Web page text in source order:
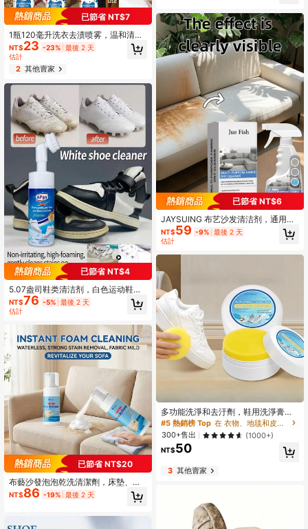
已節省 NT$7
1瓶120毫升洗衣去渍喷雾，温和清洁
衣物上的油渍，除臭，多用途，强力
去油清洁剂，沙发去渍剂，多用途清
洁剂，强效去渍，洗衣去渍喷雾，沙
发去渍剂，多用途清洁剂，去渍清洁
剂，沙发去渍剂，多用途清洁剂
NT$23 -23% 最後 2 天
估計
2其他賣家
已節省 NT$4
5.07盎司鞋类清洁剂，白色运动鞋清
洁剂，无需用水的泡沫运动鞋清洁
剂，内置刷头，即开即用，适用于白
色鞋子、绒面革、靴子、帆布、PU、
织物和其他材质。运动鞋清洁套装。
NT$76 -5% 最後 2 天
估計
已節省 NT$20
布藝沙發泡泡乾洗清潔劑，床墊、窗
簾、地毯泡泡乾洗去污劑，家用免沖
洗泡泡清潔劑，適用於羽絨外套、地
NT$86 -19% 最後 2 天
已節省 NT$6
JAYSUING 布艺沙发清洁剂，通用家
用沙发布艺清洁剂，适用于客厅，有
效溶解并去除顽固污渍，使布艺沙发
焕然一新。使用方便：直接喷洒在污
渍上，容量以实物为准。
NT$59 -9% 最後 2 天
估計
多功能洗淨和去汙劑，鞋用洗淨膏，
多用途清潔膏，附海綿的白色鞋清潔
劑，白色鞋清潔劑，鞋上污漬清除膏
#5 熱銷榜 Top
在 衣物、地毯和皮革清潔劑、漂白水和柔軟精
300+售出
(1000+)
NT$50
3其他賣家